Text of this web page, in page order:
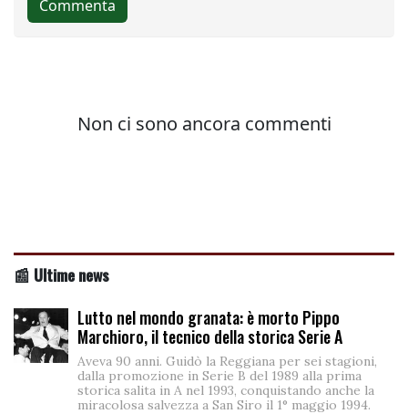
📰 Ultime news
Lutto nel mondo granata: è morto Pippo
Marchioro, il tecnico della storica Serie A
Aveva 90 anni. Guidò la Reggiana per sei stagioni,
dalla promozione in Serie B del 1989 alla prima
storica salita in A nel 1993, conquistando anche la
miracolosa salvezza a San Siro il 1° maggio 1994.